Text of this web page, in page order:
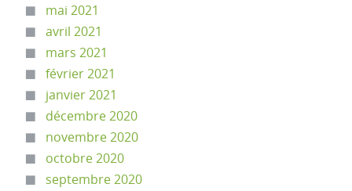
mai 2021
avril 2021
mars 2021
février 2021
janvier 2021
décembre 2020
novembre 2020
octobre 2020
septembre 2020